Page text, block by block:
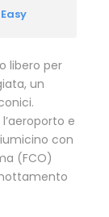
libero per
un
e
con
(FCO)